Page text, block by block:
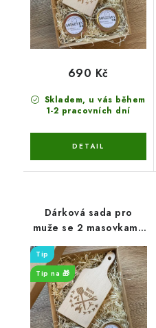
Skladem, u vás během
1-2 pracovních dní
690 Kč
Dárková sada pro
muže se 2 masovkami,
Tip
Tip na 🎁